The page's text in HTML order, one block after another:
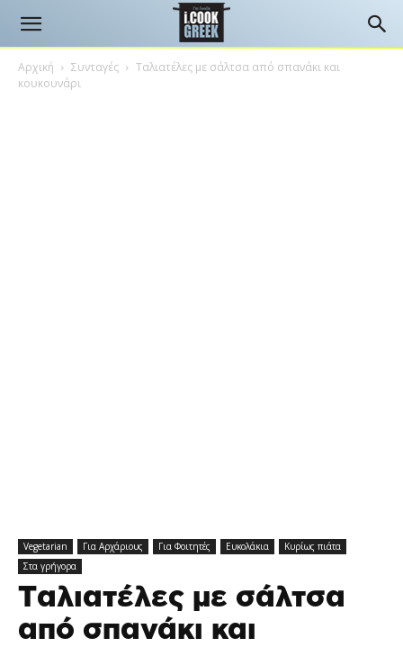
Αρχική Συνταγές
Tαλιατέλες με σάλτσα από σπανάκι και
κουκουνάρι
Vegetarian Για Αρχάριους Για Φοιτητές Ευκολάκια
Κυρίως πιάτα
Στα γρήγορα
Tαλιατέλες με σάλτσα
από σπανάκι και